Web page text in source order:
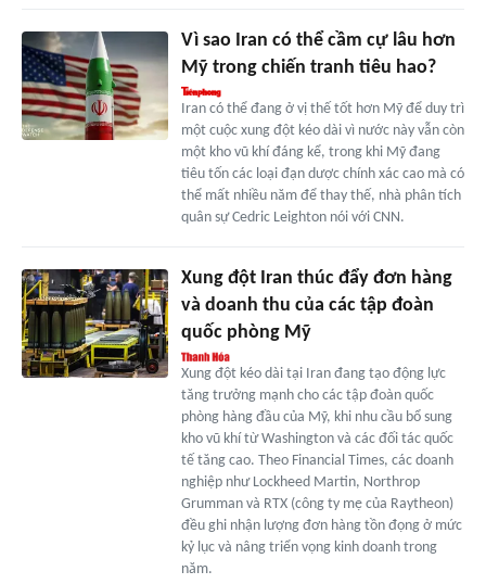
Vì sao Iran có thể cầm cự lâu hơn
Mỹ trong chiến tranh tiêu hao?
Iran có thể đang ở vị thế tốt hơn Mỹ để duy trì
một cuộc xung đột kéo dài vì nước này vẫn còn
một kho vũ khí đáng kể, trong khi Mỹ đang
tiêu tốn các loại đạn dược chính xác cao mà có
thể mất nhiều năm để thay thế, nhà phân tích
quân sự Cedric Leighton nói với CNN.
Xung đột Iran thúc đẩy đơn hàng
và doanh thu của các tập đoàn
quốc phòng Mỹ
Xung đột kéo dài tại Iran đang tạo động lực
tăng trưởng mạnh cho các tập đoàn quốc
phòng hàng đầu của Mỹ, khi nhu cầu bổ sung
kho vũ khí từ Washington và các đối tác quốc
tế tăng cao. Theo Financial Times, các doanh
nghiệp như Lockheed Martin, Northrop
Grumman và RTX (công ty mẹ của Raytheon)
đều ghi nhận lượng đơn hàng tồn đọng ở mức
kỷ lục và nâng triển vọng kinh doanh trong
năm.